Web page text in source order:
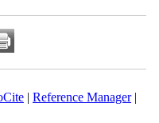
|Reference Manager